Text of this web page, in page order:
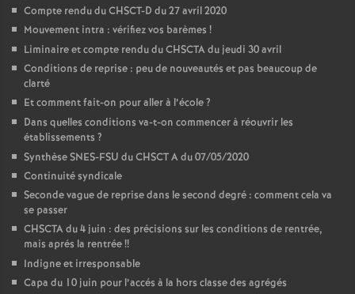
Compte rendu du CHSCT-D du 27 avril 2020
Mouvement intra : vérifiez vos barèmes !
Liminaire et compte rendu du CHSCTA du jeudi 30 avril
Conditions de reprise : peu de nouveautés et pas beaucoup de
clarté
Et comment fait-on pour aller à l’école?
Dans quelles conditions va-t-on commencer à réouvrir les
établissements ?
Synthèse SNES-FSU du CHSCT A du 07/05/2020
Continuité syndicale
Seconde vague de reprise dans le second degré : comment cela va
se passer
CHSCTA du 4 juin : des précisions sur les conditions de rentrée,
mais aprés la rentrée!!
Indigne et irresponsable
Capa du 10 juin pour l’accés à la hors classe des agrégés